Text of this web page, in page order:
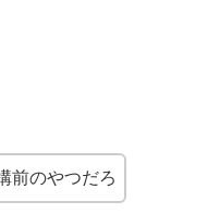
前のやつだろ